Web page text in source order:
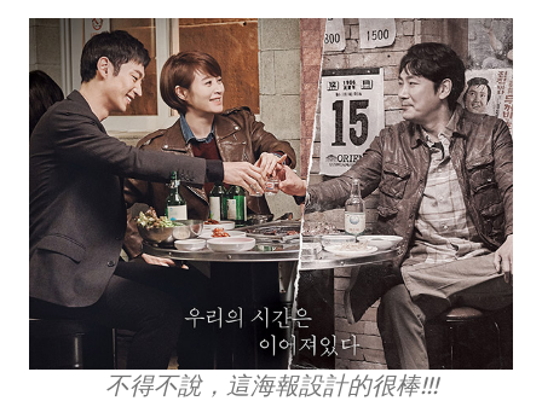
不得不說，這海報設計的很棒!!!